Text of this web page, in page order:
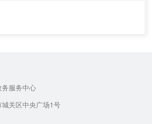
服务中心
关区中央广场1号